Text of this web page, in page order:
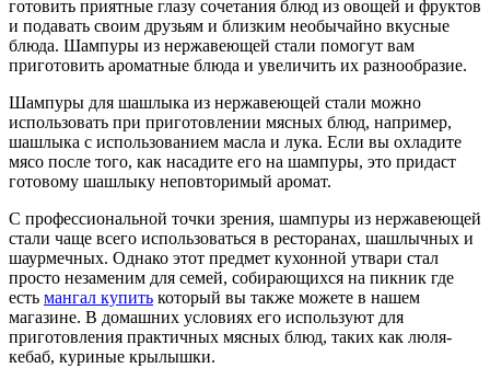
готовить приятные глазу сочетания блюд из овощей и фруктов
и подавать своим друзьям и близким необычайно вкусные
блюда. Шампуры из нержавеющей стали помогут вам
приготовить ароматные блюда и увеличить их разнообразие.
Шампуры для шашлыка из нержавеющей стали можно
использовать при приготовлении мясных блюд, например,
шашлыка с использованием масла и лука. Если вы охладите
мясо после того, как насадите его на шампуры, это придаст
готовому шашлыку неповторимый аромат.
С профессиональной точки зрения, шампуры из нержавеющей
стали чаще всего использоваться в ресторанах, шашлычных и
шаурмечных. Однако этот предмет кухонной утвари стал
просто незаменим для семей, собирающихся на пикник где
есть мангал купить который вы также можете в нашем
магазине. В домашних условиях его используют для
приготовления практичных мясных блюд, таких как люля-
кебаб, куриные крылышки.